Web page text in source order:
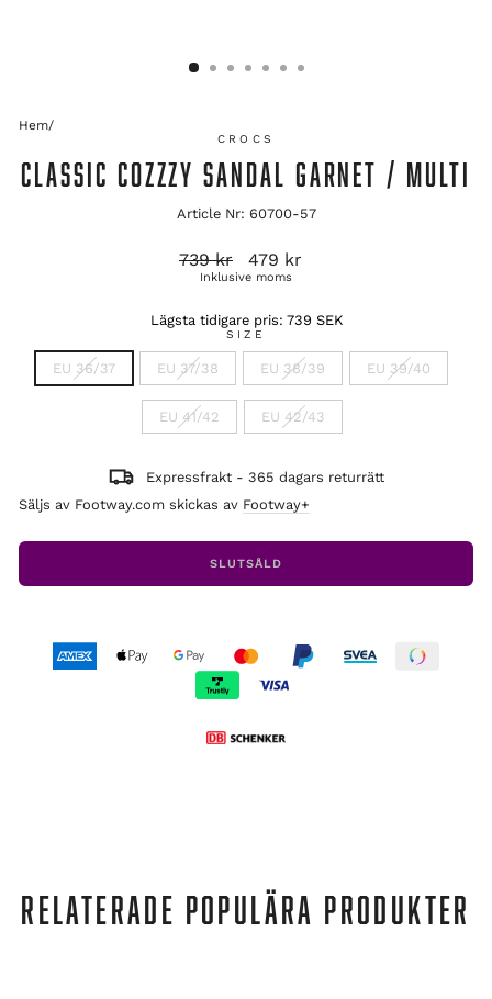
Hem/
CROCS
CLASSIC COZZZY SANDAL GARNET / MULTI
Article Nr: 60700-57
Ordinarie
pris
739 kr Reapris
479 kr
Inklusive moms
Lägsta tidigare pris: 739 SEK
SIZE
EU 36/37 EU 37/38 EU 38/39 EU 39/40
EU 41/42 EU 42/43
Expressfrakt - 365 dagars returrätt
Säljs av Footway.com skickas av Footway+
SLUTSÅLD
RELATERADE POPULÄRA PRODUKTER